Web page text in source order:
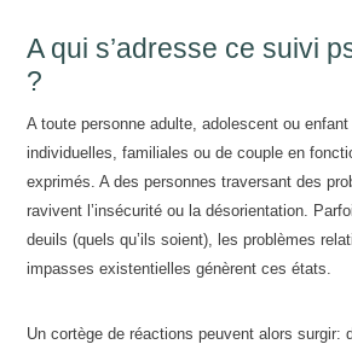
A qui s’adresse ce suivi
?
A toute personne adulte, adolescent ou
individuelles, familiales ou de couple en
exprimés. A des personnes traversant des
ravivent l’insécurité ou la désorientation.
deuils (quels qu’ils soient), les problèmes
impasses existentielles génèrent ces états.
Un cortège de réactions peuvent alors surgir: